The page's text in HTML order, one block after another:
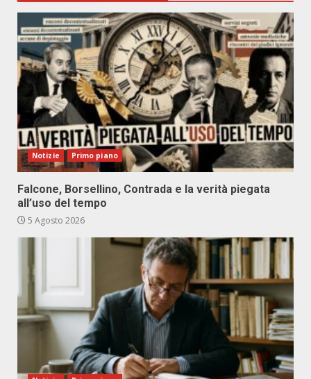
Notizie Primo piano
Falcone, Borsellino, Contrada e la verità piegata
all’uso del tempo
5 Agosto 2026